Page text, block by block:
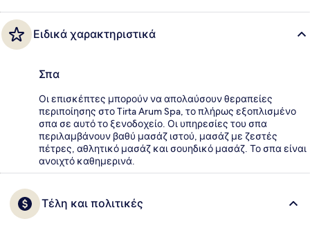
Ειδικά χαρακτηριστικά
Σπα
Οι επισκέπτες μπορούν να απολαύσουν θεραπείες
περιποίησης στο Tirta Arum Spa, το πλήρως εξοπλισμένο
σπα σε αυτό το ξενοδοχείο. Οι υπηρεσίες του σπα
περιλαμβάνουν βαθύ μασάζ ιστού, μασάζ με ζεστές
πέτρες, αθλητικό μασάζ και σουηδικό μασάζ. Το σπα είναι
ανοιχτό καθημερινά.
Τέλη και πολιτικές